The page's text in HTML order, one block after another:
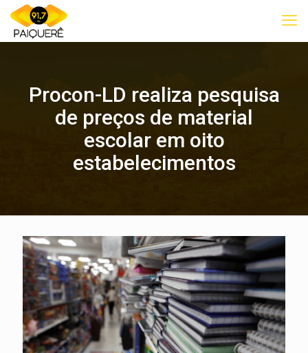
Procon-LD realiza pesquisa
de preços de material
escolar em oito
estabelecimentos